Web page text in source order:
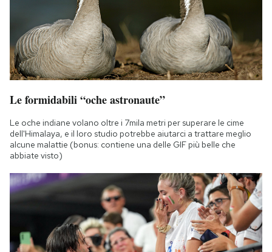
Le formidabili “oche astronaute”
Le oche indiane volano oltre i 7mila metri per superare le cime
dell'Himalaya, e il loro studio potrebbe aiutarci a trattare meglio
alcune malattie (bonus: contiene una delle GIF più belle che
abbiate visto)